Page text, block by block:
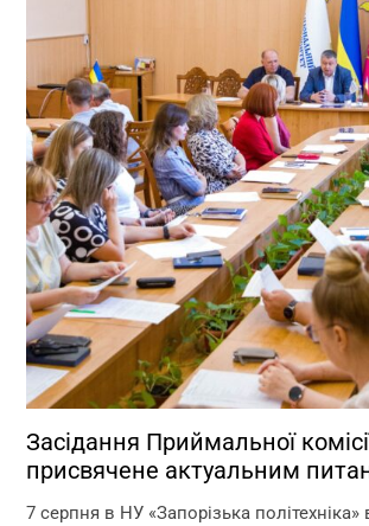
Засідання Приймальної
присвячене актуальним
перебігу вступної кампанії
7 серпня в НУ «Запорізька політехніка»